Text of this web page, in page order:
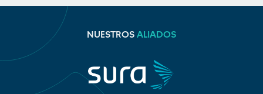
NUESTROS ALIADOS